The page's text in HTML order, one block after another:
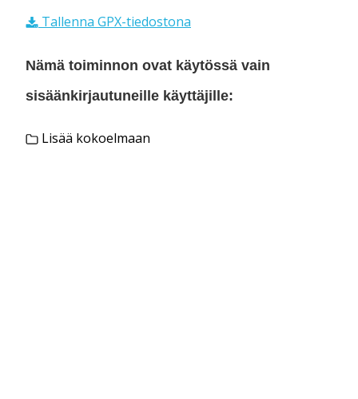
Tallenna GPX-tiedostona
Nämä toiminnon ovat käytössä vain
sisäänkirjautuneille käyttäjille:
Lisää kokoelmaan